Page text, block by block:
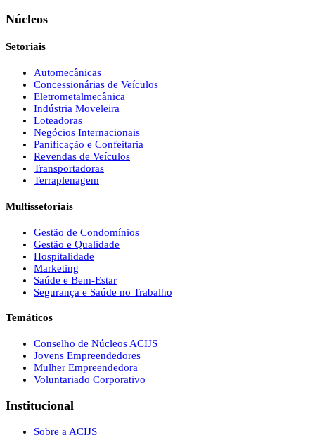
Núcleos
Setoriais
Automecânicas
Concessionárias de Veículos
Eletrometalmecânica
Indústria Moveleira
Loteadoras
Negócios Internacionais
Panificação e Confeitaria
Revendas de Veículos
Transportadoras
Terraplenagem
Multissetoriais
Gestão de Condomínios
Gestão e Qualidade
Hospitalidade
Marketing
Saúde e Bem-Estar
Segurança e Saúde no Trabalho
Temáticos
Conselho de Núcleos ACIJS
Jovens Empreendedores
Mulher Empreendedora
Voluntariado Corporativo
Institucional
Sobre a ACIJS